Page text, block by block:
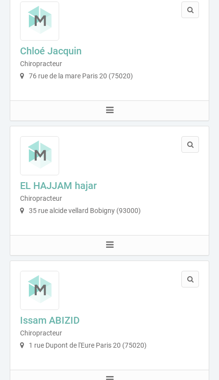
Chloé Jacquin
Chiropracteur
76 rue de la mare Paris 20 (75020)
EL HAJJAM hajar
Chiropracteur
35 rue alcide vellard Bobigny (93000)
Issam ABIZID
Chiropracteur
1 rue Dupont de l'Eure Paris 20 (75020)